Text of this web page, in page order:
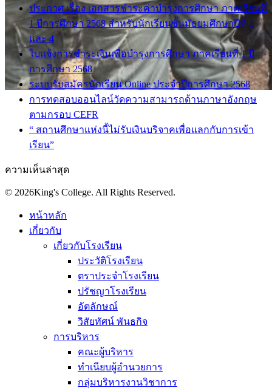
ประกาศ เรื่อง เอกสารชำระค่าบำรุงการศึกษา ภาคเรียนที่
1 ปีการศึกษา 2568 สำหรับนักเรียนชั้นมัธยมศึกษาปีที่ 1
และ 4
ใบแจ้งการชำระเงินเพื่อบำรุงการศึกษา ภาคเรียนที่ 1 ปี
การศึกษา 2568
ระบบรับสมัครนักเรียน Online ประจำปีการศึกษา 2568
การทดสอบออนไลน์วัดความสามารถด้านภาษาอังกฤษ
ตามกรอบ CEFR
“ สถานศึกษาแห่งนี้ไม่รับเงินบริจาคเพื่อแลกกับการเข้า
เรียน”
ความเห็นล่าสุด
© 2026King's College. All Rights Reserved.
หน้าหลัก
เกี่ยวกับ
เกี่ยวกับโรงเรียน
ประวัติโรงเรียน
ตราประจำโรงเรียน
ปรัชญาโรงเรียน
อัตลักษณ์
วิสัยทัศน์ พันธกิจ
การบริหาร
คณะผู้บริหาร
ทำเนียบผู้อำนวยการ
กลุ่มบริหารงานวิชาการ